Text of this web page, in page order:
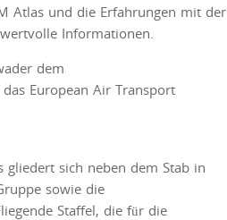
Atlas und die Erfahrungen mit der
Informationen.
dem
European Air Transport
gliedert sich neben dem Stab in
sowie die
Staffel, die für die